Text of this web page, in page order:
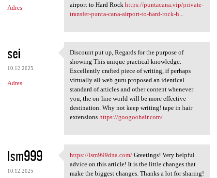
Adres
airport to Hard Rock https://puntacana.vip/private-
transfer-punta-cana-airport-to-hard-rock-h...
sei
10.12.2025
Adres
Discount put up, Regards for
Discount put up, Regards for the purpose of
showing This unique practical knowledge.
Excellently crafted piece of writing, if perhaps
virtually all web guru proposed an identical
standard of articles and other content whenever
you, the on-line world will be more effective
destination. Why not keep writing! tape in hair
extensions https://googoohair.com/
lsm999
10.12.2025
https://lsm999dna.com/
https://lsm999dna.com/Greetings! Very helpful
advice on this article! It is the little changes that
make the biggest changes. Thanks a lot for sharing!